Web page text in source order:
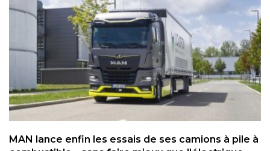
MAN lance enfin les essais de ses camions à pile à